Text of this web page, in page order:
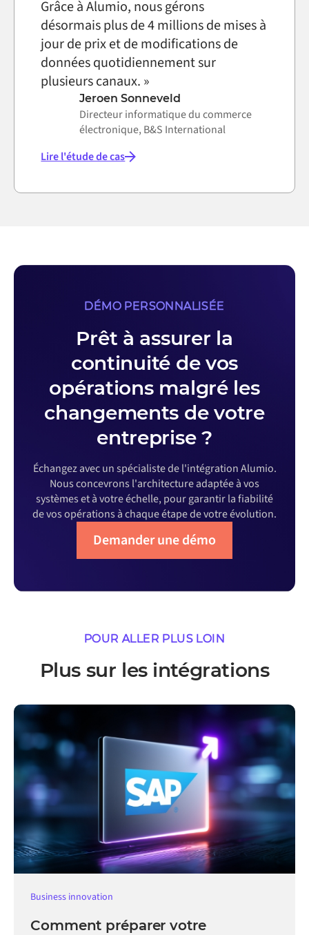
Grâce à Alumio, nous gérons
désormais plus de 4 millions de mises à
jour de prix et de modifications de
données quotidiennement sur
plusieurs canaux. »
Jeroen Sonneveld
Directeur informatique du commerce
électronique, B&S International
Lire l'étude de cas
DÉMO PERSONNALISÉE
Prêt à assurer la
continuité de vos
opérations malgré les
changements de votre
entreprise ?
Échangez avec un spécialiste de l'intégration Alumio.
Nous concevrons l'architecture adaptée à vos
systèmes et à votre échelle, pour garantir la fiabilité
de vos opérations à chaque étape de votre évolution.
Demander une démo
POUR ALLER PLUS LOIN
Plus sur les intégrations
Business innovation
Comment préparer votre